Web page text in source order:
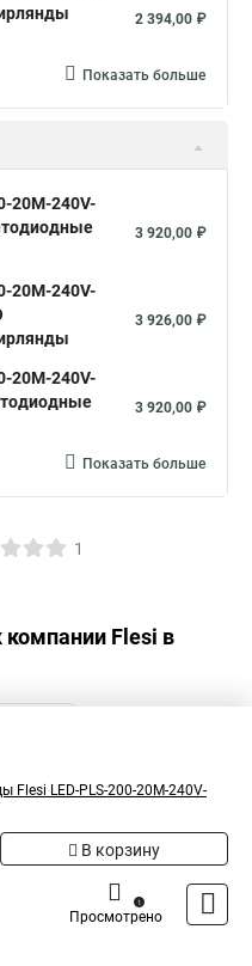
2 394,00 ₽
Показать больше
20M-240V-
3 920,00 ₽
20M-240V-
3 926,00 ₽
20M-240V-
3 920,00 ₽
Показать больше
1
Flesi в
Flesi LED-PLS-200-20M-240V-
В корзину
Просмотрено
1